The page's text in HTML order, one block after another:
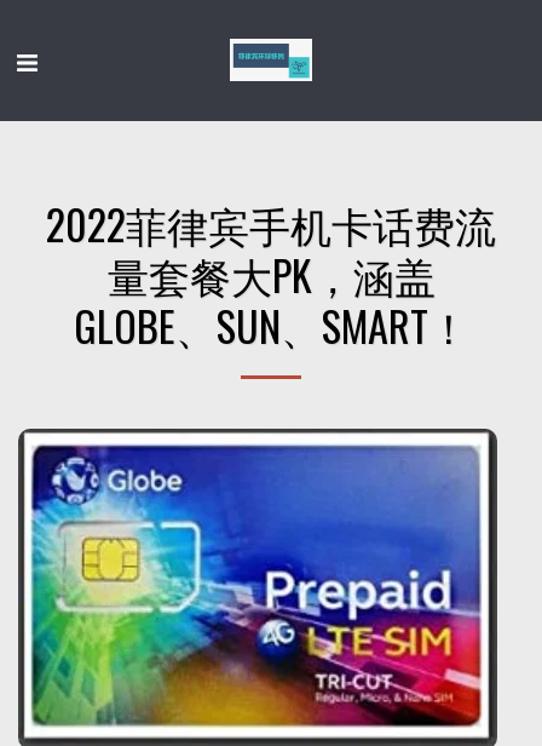
2022菲律宾手机卡话费流
量套餐大PK，涵盖
GLOBE、SUN、SMART！